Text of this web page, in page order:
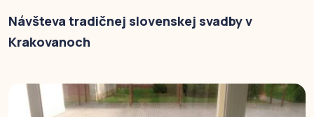
Návšteva tradičnej slovenskej svadby v
Krakovanoch